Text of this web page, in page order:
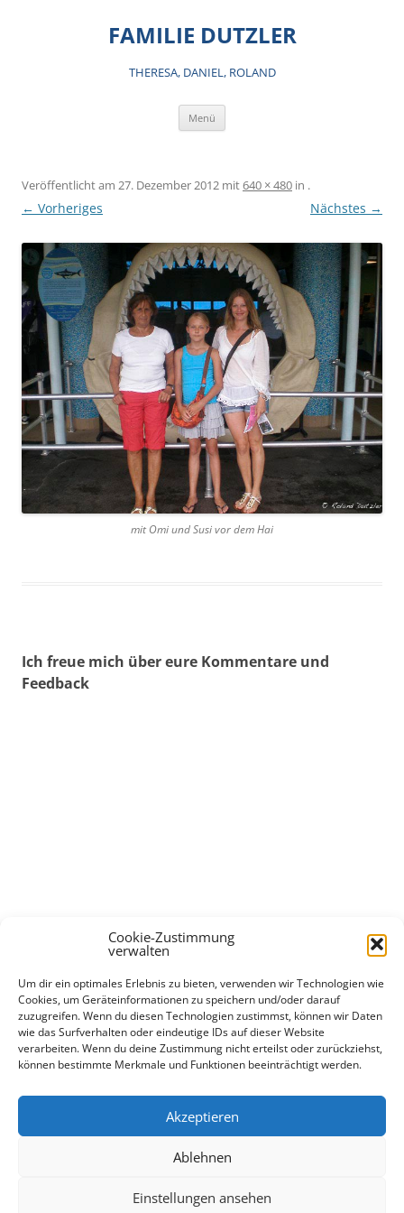
Cookie-Zustimmung
verwalten
Um dir ein optimales Erlebnis zu bieten, verwenden wir Technologien wie
Cookies, um Geräteinformationen zu speichern und/oder darauf
zuzugreifen. Wenn du diesen Technologien zustimmst, können wir Daten
wie das Surfverhalten oder eindeutige IDs auf dieser Website
verarbeiten. Wenn du deine Zustimmung nicht erteilst oder zurückziehst,
können bestimmte Merkmale und Funktionen beeinträchtigt werden.
Akzeptieren
Ablehnen
Einstellungen ansehen
FAMILIE DUTZLER
THERESA, DANIEL, ROLAND
Menü
Veröffentlicht am 27. Dezember 2012 mit640 × 480 in .
← Vorheriges Nächstes →
mit Omi und Susi vor dem Hai
Ich freue mich über eure Kommentare und
Feedback
Diese Website verwendet Akismet, um Spam zu